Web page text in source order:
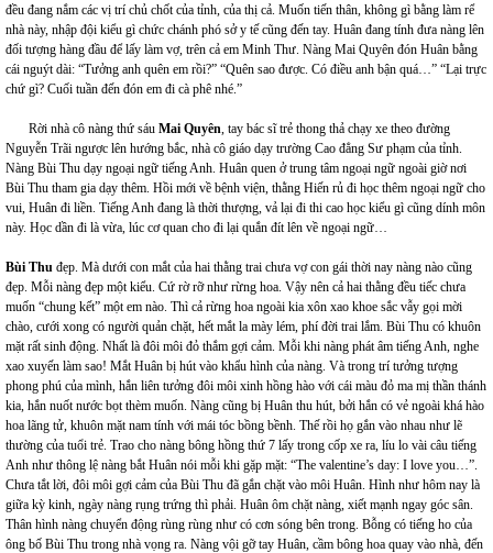
đều đang nắm các vị trí chủ chốt của tỉnh, của thị cả. Muốn tiến thân, không gì bằng làm rể
nhà này, nhập đội kiểu gì chức chánh phó sở y tế cũng đến tay. Huân đang tính đưa nàng lên
đối tượng hàng đầu để lấy làm vợ, trên cả em Minh Thư. Nàng Mai Quyên đón Huân bằng
cái nguýt dài: “Tưởng anh quên em rồi?” “Quên sao được. Có điều anh bận quá…” “Lại trực
chứ gì? Cuối tuần đến đón em đi cà phê nhé.”
Rời nhà cô nàng thứ sáu Mai Quyên , tay bác sĩ trẻ thong thả chạy xe theo đường
Nguyễn Trãi ngược lên hướng bắc, nhà cô giáo dạy trường Cao đẳng Sư phạm của tỉnh.
Nàng Bùi Thu dạy ngoại ngữ tiếng Anh. Huân quen ở trung tâm ngoại ngữ ngoài giờ nơi
Bùi Thu tham gia dạy thêm. Hồi mới về bệnh viện, thằng Hiến rủ đi học thêm ngoại ngữ cho
vui, Huân đi liền. Tiếng Anh đang là thời thượng, vả lại đi thi cao học kiểu gì cũng dính môn
này. Học dần đi là vừa, lúc cơ quan cho đi lại quắn đít lên về ngoại ngữ…
Bùi Thu đẹp. Mà dưới con mắt của hai thằng trai chưa vợ con gái thời nay nàng nào cũng
đẹp. Mỗi nàng đẹp một kiểu. Cứ rờ rỡ như rừng hoa. Vậy nên cả hai thằng đều tiếc chưa
muốn “chung kết” một em nào. Thì cả rừng hoa ngoài kia xôn xao khoe sắc vẫy gọi mời
chào, cưới xong có người quản chặt, hết mắt la mày lém, phí đời trai lắm. Bùi Thu có khuôn
mặt rất sinh động. Nhất là đôi môi đỏ thắm gợi cảm. Mỗi khi nàng phát âm tiếng Anh, nghe
xao xuyến làm sao! Mắt Huân bị hút vào khẩu hình của nàng. Và trong trí tưởng tượng
phong phú của mình, hắn liên tưởng đôi môi xinh hồng hào với cái màu đỏ ma mị thần thánh
kia, hắn nuốt nước bọt thèm muốn. Nàng cũng bị Huân thu hút, bởi hắn có vẻ ngoài khá hào
hoa lãng tử, khuôn mặt nam tính với mái tóc bồng bềnh. Thế rồi họ gắn vào nhau như lẽ
thường của tuổi trẻ. Trao cho nàng bông hồng thứ 7 lấy trong cốp xe ra, líu lo vài câu tiếng
Anh như thông lệ nàng bắt Huân nói mỗi khi gặp mặt: “The valentine’s day: I love you…”.
Chưa tắt lời, đôi môi gợi cảm của Bùi Thu đã gắn chặt vào môi Huân. Hình như hôm nay là
giữa kỳ kinh, ngày nàng rụng trứng thì phải. Huân ôm chặt nàng, xiết mạnh ngay góc sân.
Thân hình nàng chuyển động rùng rùng như có cơn sóng bên trong. Bỗng có tiếng ho của
ông bố Bùi Thu trong nhà vọng ra. Nàng vội gỡ tay Huân, cầm bông hoa quay vào nhà, đến